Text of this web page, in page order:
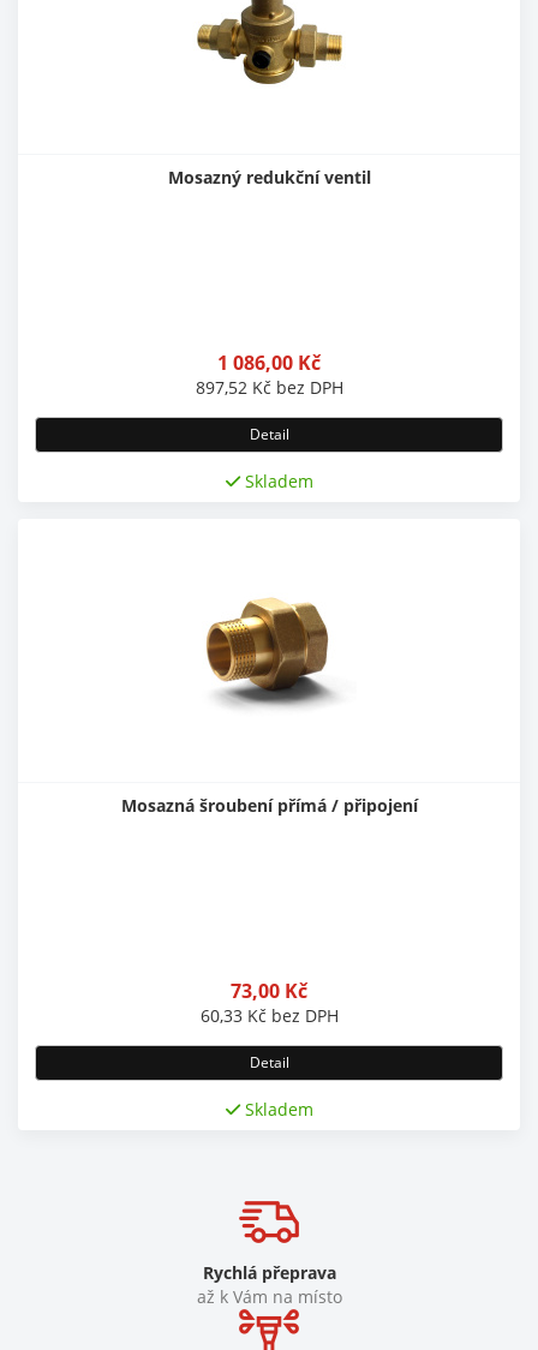
Mosazný redukční ventil
1 086,00 Kč
897,52 Kč bez DPH
Detail
Skladem
Mosazná šroubení přímá / připojení
73,00 Kč
60,33 Kč bez DPH
Detail
Skladem
Rychlá přeprava
až k Vám na místo